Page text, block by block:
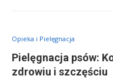
Opieka i Pielęgnacja
Pielęgnacja psów:
zdrowiu i szczęściu